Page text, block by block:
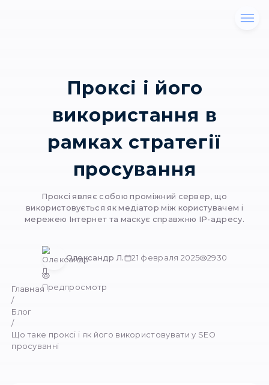
Проксі і його
використання
рамках
просування
використовується як медіатор між
мережею Інтернет та маскує справжню IP-